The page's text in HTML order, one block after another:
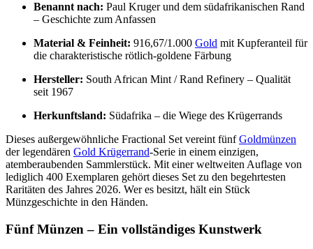
Benannt nach: Paul Kruger und dem südafrikanischen Rand
– Geschichte zum Anfassen
Material & Feinheit: 916,67/1.000 Gold mit Kupferanteil für
die charakteristische rötlich-goldene Färbung
Hersteller: South African Mint / Rand Refinery – Qualität
seit 1967
Herkunftsland: Südafrika – die Wiege des Krügerrands
Dieses außergewöhnliche Fractional Set vereint fünfGoldmünzen
der legendären Gold Krügerrand-Serie in einem einzigen,
atemberaubenden Sammlerstück. Mit einer weltweiten Auflage von
lediglich 400 Exemplaren gehört dieses Set zu den begehrtesten
Raritäten des Jahres 2026. Wer es besitzt, hält ein Stück
Münzgeschichte in den Händen.
Fünf Münzen – Ein vollständiges Kunstwerk